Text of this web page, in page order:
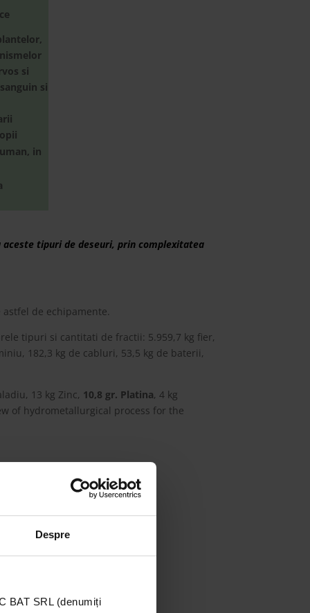
Despre
BAT SRL (denumiți
si
si
in
aceste tipuri de deseuri, prin complexitatea
de echipamente.
tipuri si cantitati de fractii: 5.959,7 kg fier,
182,3 kg de cabluri, 53,5 kg de baterii,
13 kg Zinc, 10,8 gr. Platina, 4 kg
of hydrometallurgical process for the